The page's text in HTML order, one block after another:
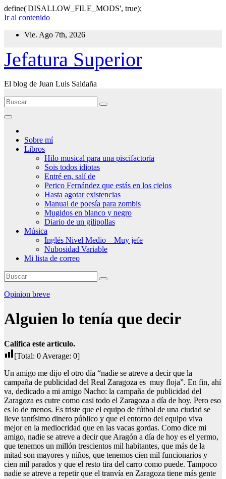
define('DISALLOW_FILE_MODS', true);
Ir al contenido
Vie. Ago 7th, 2026
Jefatura Superior
El blog de Juan Luis Saldaña
Sobre mí
Libros
Hilo musical para una piscifactoría
Sois todos idiotas
Entré en, salí de
Perico Fernández que estás en los cielos
Hasta agotar existencias
Manual de poesía para zombis
Mugidos en blanco y negro
Diario de un gilipollas
Música
Inglés Nivel Medio – Muy jefe
Nubosidad Variable
Mi lista de correo
Opinion breve
Alguien lo tenía que decir
Califica este artículo.
[Total: 0 Average: 0]
Un amigo me dijo el otro día “nadie se atreve a decir que la
campaña de publicidad del Real Zaragoza es muy floja”. En fin, ahí
va, dedicado a mi amigo Nacho: la campaña de publicidad del
Zaragoza es cutre como casi todo el Zaragoza a día de hoy. Pero eso
es lo de menos. Es triste que el equipo de fútbol de una ciudad se
lleve tantísimo dinero público y que el entorno del equipo viva
mejor en la mediocridad que en las vacas gordas. Como dice mi
amigo, nadie se atreve a decir que Aragón a día de hoy es el yermo,
que tenemos un millón trescientos mil habitantes, que más de la
mitad son mayores y niños, que tenemos cien mil funcionarios y
cien mil parados y que el resto tira del carro como puede. Tampoco
nadie se atreve a repetir que el tranvía en Zaragoza tiene más gente